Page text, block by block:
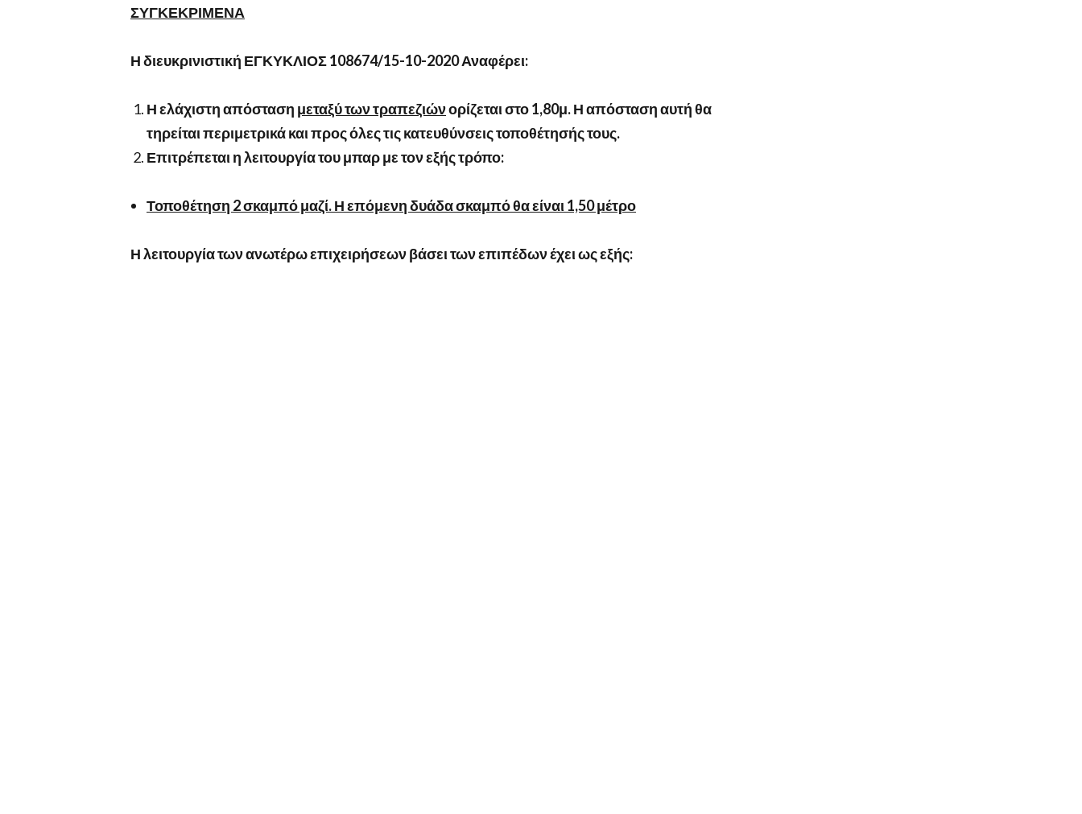
ΣΥΓΚΕΚΡΙΜΕΝΑ
Η διευκρινιστική ΕΓΚΥΚΛΙΟΣ 108674/15-10-2020 Αναφέρει:
Η ελάχιστη απόσταση μεταξύ των τραπεζιώνορίζεται στο 1,80μ. Η απόσταση αυτή θα
τηρείται περιμετρικά και προς όλες τις κατευθύνσεις τοποθέτησής τους.
Επιτρέπεται η λειτουργία του μπαρ με τον εξής τρόπο:
Τοποθέτηση 2 σκαμπό μαζί. Η επόμενη δυάδα σκαμπό θα είναι 1,50 μέτρο
Η λειτουργία των ανωτέρω επιχειρήσεων βάσει των επιπέδων έχει ως εξής: